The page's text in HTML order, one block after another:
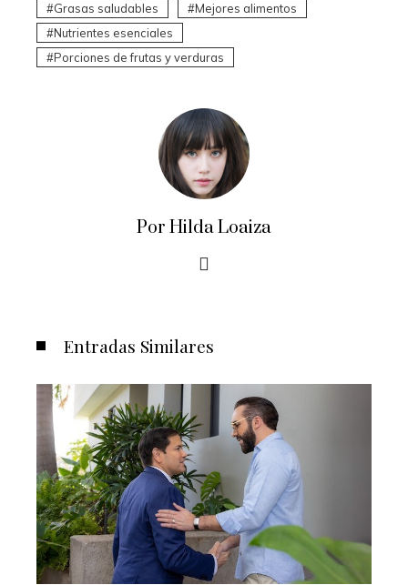
Grasas saludables
Mejores alimentos
Nutrientes esenciales
Porciones de frutas y verduras
Por Hilda Loaiza
Entradas Similares